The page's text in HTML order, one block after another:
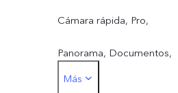
Cámara rápida, Pro,
Panorama, Documentos,
50 MP, Vista doble
Más